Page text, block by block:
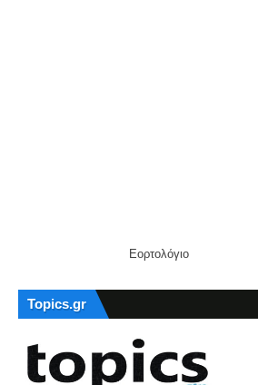
Εορτολόγιο
Topics.gr